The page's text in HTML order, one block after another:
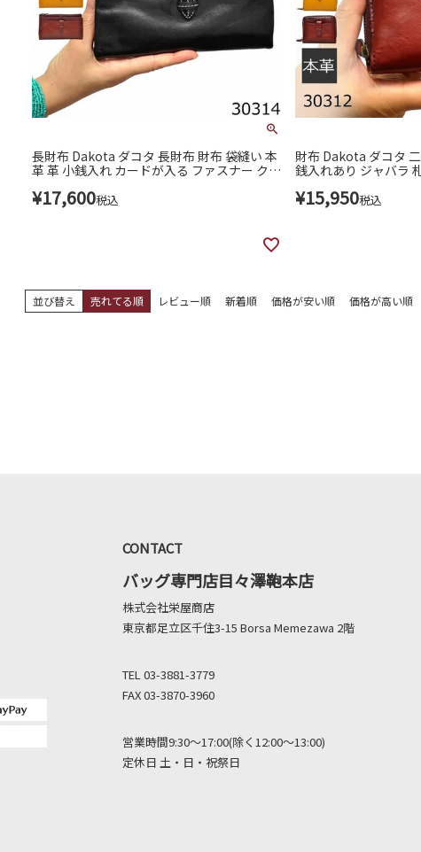
長財布 Dakota ダコタ 長財布 財布 袋縫い 本
革 革 小銭入れ カードが入る ファスナー クラ
¥17,600税込
財布 Dakota ダコタ
銭入れあり ジャバラ
ァスナー 袋縫い クラ
¥15,950税込
並び替え 売れてる順 レビュー順 新着順 価格が安い順 価格が高い順
CONTACT
バッグ専門店目々澤鞄本店
株式会社栄屋商店
東京都足立区千住3-15 Borsa Memezawa 2階
TEL 03-3881-3779
FAX 03-3870-3960
営業時間9:30～17:00(除く12:00～13:00)
定休日 土・日・祝祭日